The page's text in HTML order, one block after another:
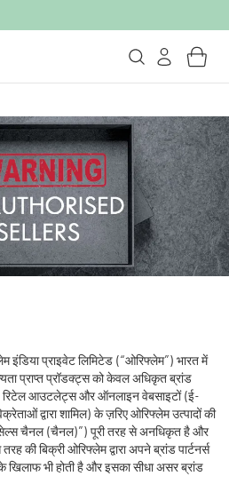
प्राइवेट लिमिटेड (“ओरिफ्लेम”) भारत में
प्राप्त प्रॉडक्ट्स को केवल अधिकृत ब्रांड
रिटेल आउटलेट्स और ऑनलाइन वेबसाइटों (ई-
द्वारा शामिल) के ज़रिए ओरिफ्लेम उत्पादों की
चैनल (चैनल)”) पूरी तरह से अनधिकृत है और
की बिक्री ओरिफ्लेम द्वारा अपने ब्रांड पार्टनर्स
भी होती है और इसका सीधा असर ब्रांड